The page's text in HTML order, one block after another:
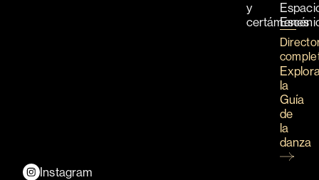
y
certámenes
la
Guía
de
la
danza
Instagram